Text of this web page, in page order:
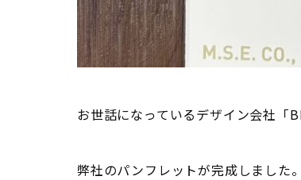
お世話になっているデザイン会社「
弊社のパンフレットが完成しました。